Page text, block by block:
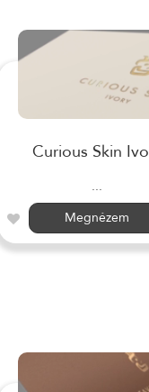
Curious Skin
...
Megnézem